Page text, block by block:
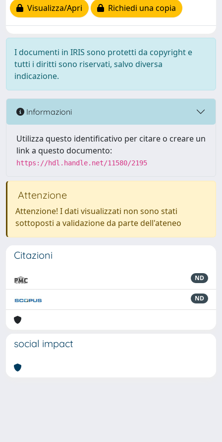
Visualizza/Apri
Richiedi una copia
I documenti in IRIS sono protetti da copyright e
tutti i diritti sono riservati, salvo diversa
indicazione.
Informazioni
Utilizza questo identificativo per citare o creare un
link a questo documento:
https://hdl.handle.net/11580/2195
Attenzione
Attenzione! I dati visualizzati non sono stati
sottoposti a validazione da parte dell'ateneo
Citazioni
ND
ND
social impact